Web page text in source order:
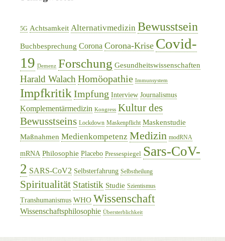
5G Achtsamkeit Alternativmedizin Bewusstsein
Buchbesprechung Corona Corona-Krise Covid-
19 Demenz Forschung Gesundheitswissenschaften
Harald Walach Homöopathie Immunsystem
Impfkritik Impfung Interview Journalismus
Komplementärmedizin Kongress Kultur des
Bewusstseins Lockdown Maskenpflicht Maskenstudie
Maßnahmen Medienkompetenz Medizin modRNA
mRNA Philosophie Placebo Pressespiegel Sars-CoV-
2 SARS-CoV2 Selbsterfahrung Selbstheilung
Spiritualität Statistik Studie Szientismus
Transhumanismus WHO Wissenschaft
Wissenschaftsphilosophie Übersterblichkeit